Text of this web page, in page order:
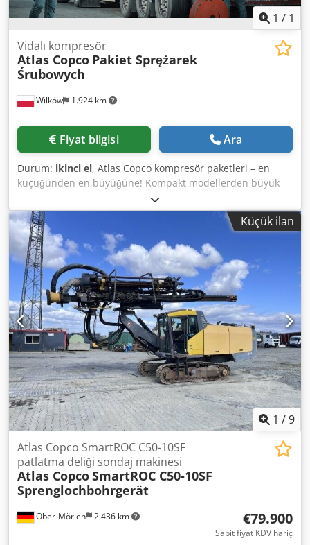
1 / 1
Wilków 1.924 km
Vidalı kompresör
Atlas Copco Pakiet Sprężarek
Śrubowych
Fiyat bilgisi Ara
Durum: ikinci el, Atlas Copco kompresör paketleri – en
küçüğünden en büyüğüne! Kompakt modellerden büyük
endüstriyel ünitelere kadar çeşitli güç ve verimlilik
varyantlarında bir dizi Atlas Copco vidalı kompresör
sunuyoruz. Cazip fiyatlarla güvenilir kompresör arayan
şirketler için mükemmel çözüm. - Geniş model seçeneği -
Uygun fiyatlar - Hızlı ve etkili sipariş karşılama Dcedpfx
Adjq Dlk Aoyok İhtiyaçlarınıza uygun doğru kompresörleri
bulmak için bizimle iletişime geçin!
Küçük ilan
1 /9
Ober-Mörlen 2.436 km
Atlas Copco SmartROC C50-10SF
patlatma deliği sondaj makinesi
Atlas CopcoSmartROC C50-10SF
Sprenglochbohrgerät
€79.900
Sabit fiyat KDV hariç